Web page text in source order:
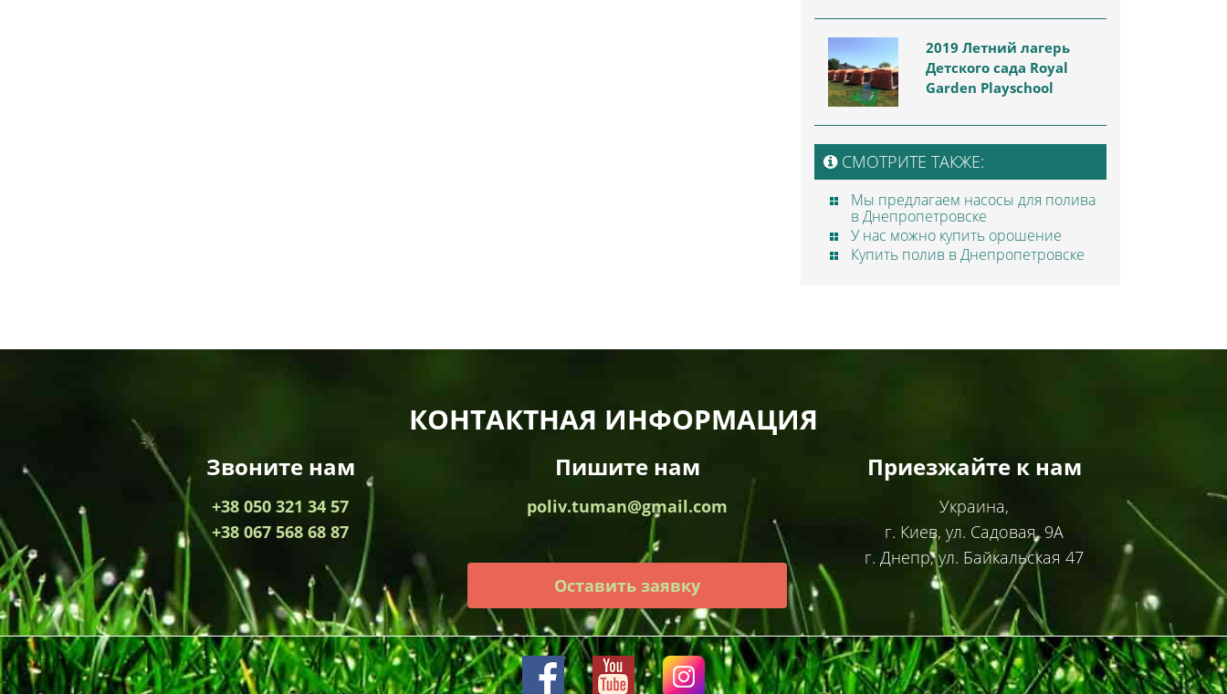
2019 Летний лагерь
Детского сада Royal
Garden Playschool
СМОТРИТЕ ТАКЖЕ:
Мы предлагаем насосы для полива
в Днепропетровске
У нас можно купить орошение
Купить полив в Днепропетровске
КОНТАКТНАЯ ИНФОРМАЦИЯ
Звоните нам
+38 050 321 34 57
+38 067 568 68 87
Пишите нам
poliv.tuman@gmail.com
Оставить заявку
Приезжайте к нам
Украина,
г. Киев, ул. Садовая, 9А
г. Днепр, ул. Байкальская 47